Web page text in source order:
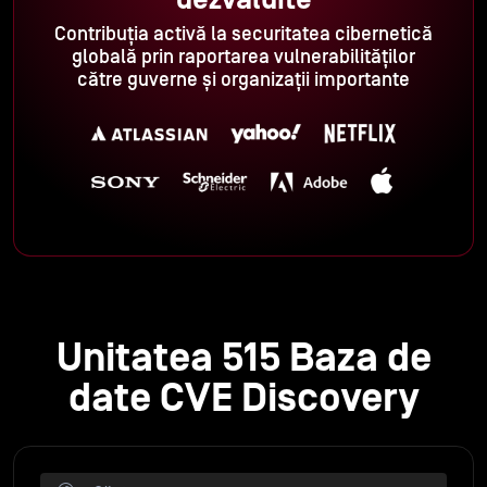
Contribuția activă la securitatea cibernetică
globală prin raportarea vulnerabilităților
către guverne și organizații importante
Unitatea 515 Baza de
date CVE Discovery